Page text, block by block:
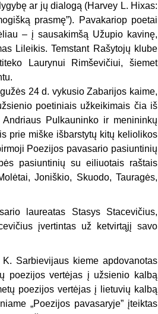
ar jų dialogą (Harvey L. Hixas:
prasmę”). Pavakariop poetai
– į sausakimšą Užupio kavinę,
Lileikis. Temstant Rašytojų klube
Laurynui Rimševičiui, šiemet
24 d. vykusio Zabarijos kaime,
poetiniais užkeikimais čia iš
Pulkauninko ir menininkų
prie miške išbarstytų kitų keliolikos
Poezijos pavasario pasiuntinių
pasiuntinių su eiliuotais raštais
Joniškio, Skuodo, Tauragės,
laureatas Stasys Stacevičius,
įvertintas už ketvirtąjį savo
Sarbievijaus kieme apdovanotas
poezijos vertėjas į užsienio kalbą
poezijos vertėjas į lietuvių kalbą
„Poezijos pavasaryje” įteiktas